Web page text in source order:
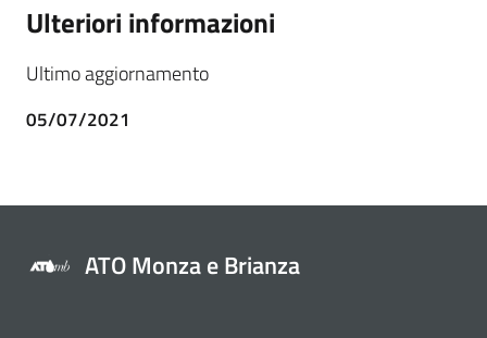
Ulteriori informazioni
Ultimo aggiornamento
05/07/2021
ATO Monza e Brianza